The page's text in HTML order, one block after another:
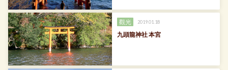
觀光 2019.01.18
九頭龍神社 本宮